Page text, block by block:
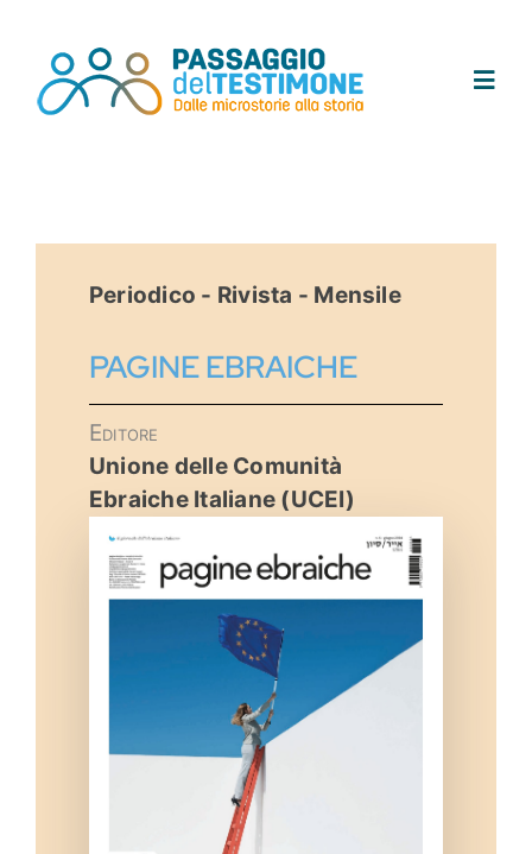
contenuto
Area didattica
Eventi e notizie
Periodico - Rivista - Mensile
PAGINE EBRAICHE
Editore
Unione delle Comunità
Ebraiche Italiane (UCEI)